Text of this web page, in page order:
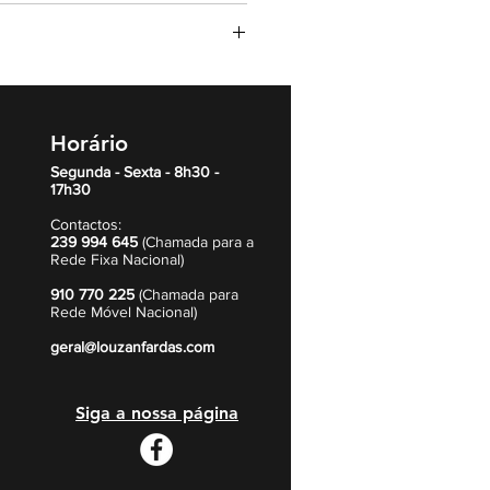
g/m2.
Horário
Segunda - Sexta - 8h30 -
17h30
Contactos:
239 994 645 (Chamada para a
Rede Fixa Nacional)
910 770 225 (Chamada para
Rede Móvel Nacional)
geral@louzanfardas.com
Siga a nossa página